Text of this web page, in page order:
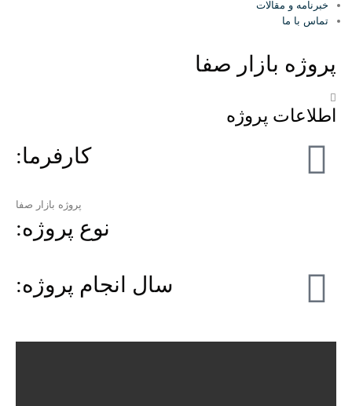
خبرنامه و مقالات
تماس با ما
پروژه بازار صفا
اطلاعات پروژه
کارفرما:
پروژه بازار صفا
نوع پروژه:
سال انجام پروژه: